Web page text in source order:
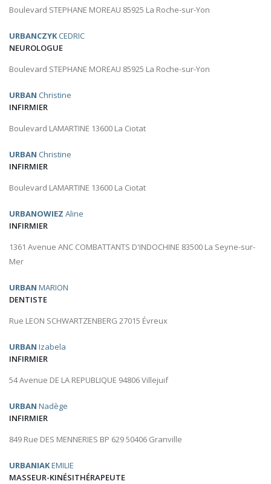
Boulevard STEPHANE MOREAU 85925 La Roche-sur-Yon
URBANCZYKCEDRIC
NEUROLOGUE
Boulevard STEPHANE MOREAU 85925 La Roche-sur-Yon
URBAN Christine
INFIRMIER
Boulevard LAMARTINE 13600 La Ciotat
URBAN Christine
INFIRMIER
Boulevard LAMARTINE 13600 La Ciotat
URBANOWIEZ Aline
INFIRMIER
1361 Avenue ANC COMBATTANTS D'INDOCHINE 83500 La Seyne-sur-
Mer
URBAN MARION
DENTISTE
Rue LEON SCHWARTZENBERG 27015 Évreux
URBAN Izabela
INFIRMIER
54 Avenue DE LA REPUBLIQUE 94806 Villejuif
URBAN Nadège
INFIRMIER
849 Rue DES MENNERIES BP 629 50406 Granville
URBANIAKEMILIE
MASSEUR-KINÉSITHÉRAPEUTE